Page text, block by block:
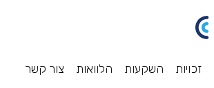
זכויות השקעות הלוואות צור קשר